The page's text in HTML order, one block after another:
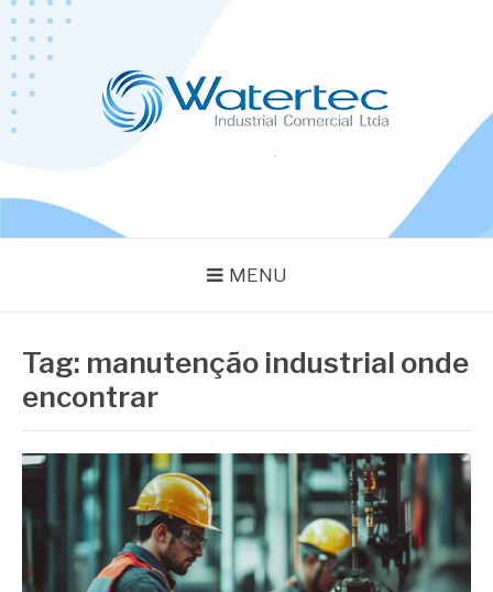
Pular
para
conteúdo
MENU
Tag: manutenção industrial onde
encontrar